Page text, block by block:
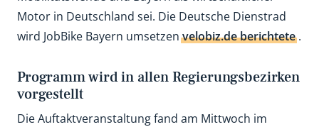
Motor in Deutschland sei. Die Deutsche Dienstrad
wird JobBike Bayern umsetzenvelobiz.de berichtete.
Programm wird in allen Regierungsbezirken
vorgestellt
Die Auftaktveranstaltung fand am Mittwoch im